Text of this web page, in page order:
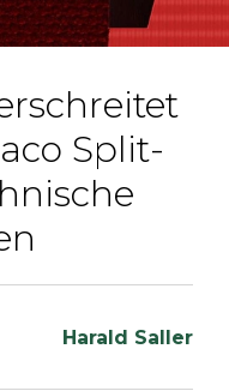
Split-
Harald Saller